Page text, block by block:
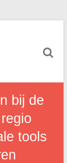
bij de
tools